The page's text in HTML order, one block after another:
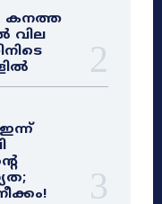
കനത്ത
വില